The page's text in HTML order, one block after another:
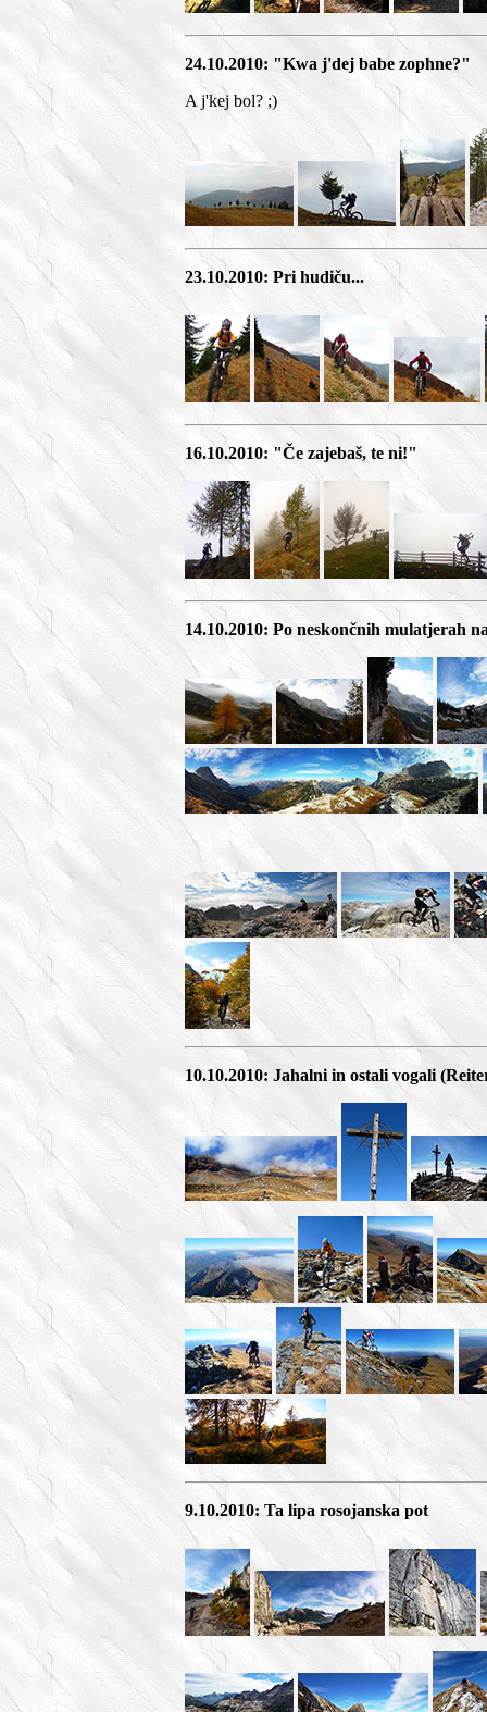
24.10.2010: "Kwa j'dej babe zophne?"
A j'kej bol? ;)
23.10.2010: Pri hudiču...
16.10.2010: "Če zajebaš, te ni!"
14.10.2010: Po neskončnih mulatjerah
10.10.2010: Jahalni in ostali vogali
9.10.2010: Ta lipa rosojanska pot